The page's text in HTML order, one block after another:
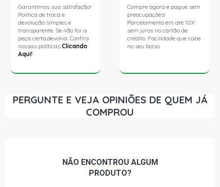
Garantimos sua satisfação!
Política de troca e
devolução simples e
transparente. Se não for a
peça certa,devolva. Confira
nossas políticasClicando
Aqui!
Compre agora e pague sem
preocupações!
Parcelamento em até 10X
sem juros no cartão de
crédito. Facilidade que cabe
no seu bolso.
PERGUNTE E VEJA OPINIÕES DE QUEM JÁ
COMPROU
NÃO ENCONTROU ALGUM
PRODUTO?